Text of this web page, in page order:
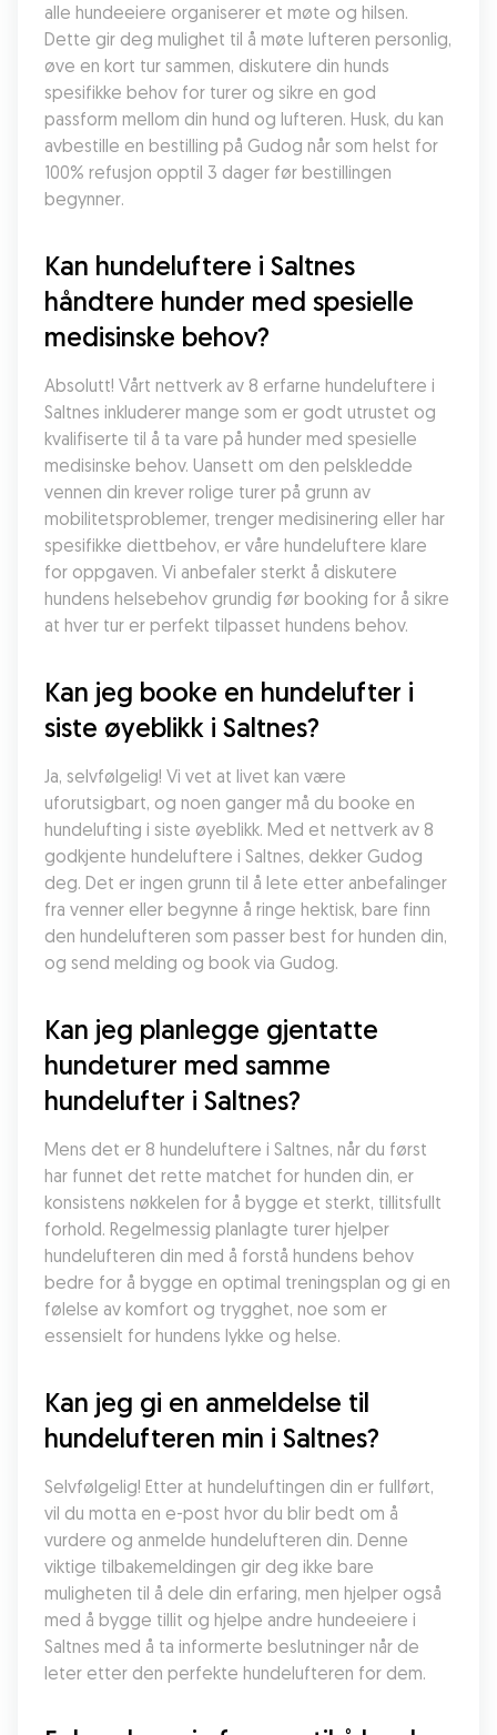
alle hundeeiere organiserer et møte og hilsen.
Dette gir deg mulighet til å møte lufteren personlig,
øve en kort tur sammen, diskutere din hunds
spesifikke behov for turer og sikre en god
passform mellom din hund og lufteren. Husk, du kan
avbestille en bestilling på Gudog når som helst for
100% refusjon opptil 3 dager før bestillingen
begynner.
Kan hundeluftere i Saltnes
håndtere hunder med spesielle
medisinske behov?
Absolutt! Vårt nettverk av 8 erfarne hundeluftere i
Saltnes inkluderer mange som er godt utrustet og
kvalifiserte til å ta vare på hunder med spesielle
medisinske behov. Uansett om den pelskledde
vennen din krever rolige turer på grunn av
mobilitetsproblemer, trenger medisinering eller har
spesifikke diettbehov, er våre hundeluftere klare
for oppgaven. Vi anbefaler sterkt å diskutere
hundens helsebehov grundig før booking for å sikre
at hver tur er perfekt tilpasset hundens behov.
Kan jeg booke en hundelufter i
siste øyeblikk i Saltnes?
Ja, selvfølgelig! Vi vet at livet kan være
uforutsigbart, og noen ganger må du booke en
hundelufting i siste øyeblikk. Med et nettverk av 8
godkjente hundeluftere i Saltnes, dekker Gudog
deg. Det er ingen grunn til å lete etter anbefalinger
fra venner eller begynne å ringe hektisk, bare finn
den hundelufteren som passer best for hunden din,
og send melding og book via Gudog.
Kan jeg planlegge gjentatte
hundeturer med samme
hundelufter i Saltnes?
Mens det er 8 hundeluftere i Saltnes, når du først
har funnet det rette matchet for hunden din, er
konsistens nøkkelen for å bygge et sterkt, tillitsfullt
forhold. Regelmessig planlagte turer hjelper
hundelufteren din med å forstå hundens behov
bedre for å bygge en optimal treningsplan og gi en
følelse av komfort og trygghet, noe som er
essensielt for hundens lykke og helse.
Kan jeg gi en anmeldelse til
hundelufteren min i Saltnes?
Selvfølgelig! Etter at hundeluftingen din er fullført,
vil du motta en e-post hvor du blir bedt om å
vurdere og anmelde hundelufteren din. Denne
viktige tilbakemeldingen gir deg ikke bare
muligheten til å dele din erfaring, men hjelper også
med å bygge tillit og hjelpe andre hundeeiere i
Saltnes med å ta informerte beslutninger når de
leter etter den perfekte hundelufteren for dem.